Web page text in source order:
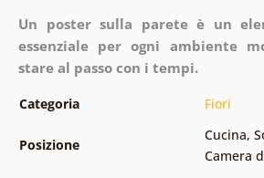
Un poster sulla parete è un
essenziale per ogni ambiente
stare al passo con i tempi.
Categoria Fiori
Posizione
Cucina,
Camera